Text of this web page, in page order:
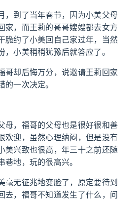
，到了当年春节，因为小美父母
家，而王莉的哥哥嫂嫂都去女方
脆约了小美回自己家过年，当然
，小美稍稍犹豫后就答应了。
哥却后悔万分，说邀请王莉回家
一次决定。
母，福哥的父母也是很好很和善
欢迎，虽然心理纳闷，但是没有
美兴致也很高，年三十之前还随
地，玩的很高兴。
毫无征兆地变脸了，原定要待到
去，福哥不知道发生了什么，问